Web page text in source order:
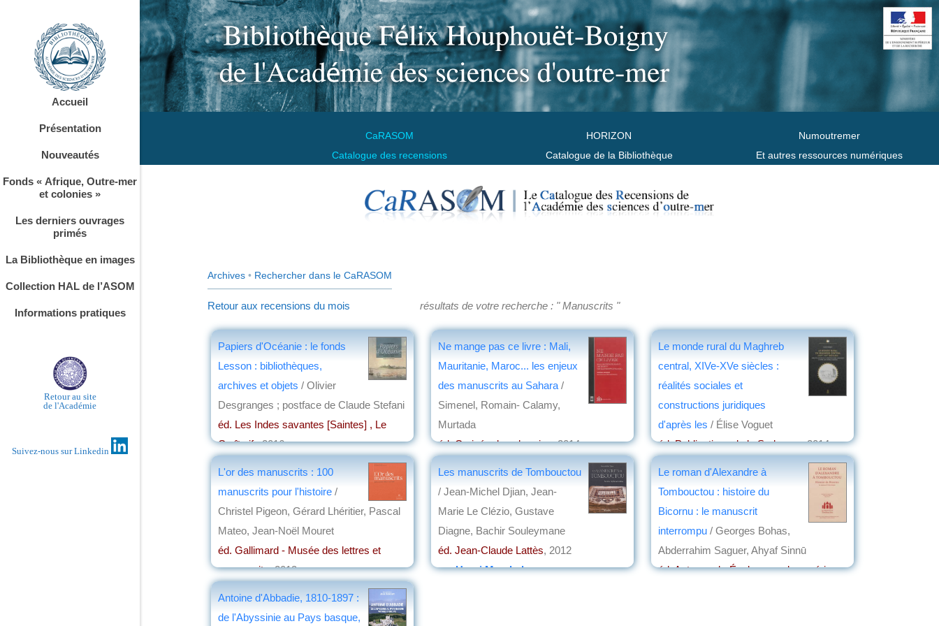
CaRASOM
Catalogue des recensions
HORIZON
Catalogue de la Bibliothèque
Numoutremer
Et autres ressources numériques
Accueil
Présentation
Nouveautés
Fonds « Afrique, Outre-mer
et colonies »
Les derniers ouvrages
primés
La Bibliothèque en images
Collection HAL de l’ASOM
Informations pratiques
Retour au site
de l'Académie
Suivez-nous sur Linkedin
Archives • Rechercher dans le CaRASOM
Retour aux recensions du mois résultats de votre recherche : " Manuscrits "
Papiers d'Océanie : le fonds
Lesson : bibliothèques,
archives et objets / Olivier
Desgranges ; postface de Claude Stefani
éd. Les Indes savantes [Saintes] , Le
Croît vif, 2016
Ne mange pas ce livre : Mali,
Mauritanie, Maroc... les enjeux
des manuscrits au Sahara /
Simenel, Romain- Calamy,
Murtada
éd. Croisée des chemins, 2014
Le monde rural du Maghreb
central, XIVe-XVe siècles :
réalités sociales et
constructions juridiques
d'après les / Élise Voguet
éd. Publications de la Sorbonne, 2014
L'or des manuscrits : 100
manuscrits pour l'histoire /
Christel Pigeon, Gérard Lhéritier, Pascal
Mateo, Jean-Noël Mouret
éd. Gallimard - Musée des lettres et
manuscrits, 2013
Les manuscrits de Tombouctou
/ Jean-Michel Djian, Jean-
Marie Le Clézio, Gustave
Diagne, Bachir Souleymane
éd. Jean-Claude Lattès, 2012
parHenri Marchal
Le roman d'Alexandre à
Tombouctou : histoire du
Bicornu : le manuscrit
interrompu / Georges Bohas,
Abderrahim Saguer, Ahyaf Sinnū
éd. Actes sud - École normale supérieure
Antoine d'Abbadie, 1810-1897 :
de l'Abyssinie au Pays basque,